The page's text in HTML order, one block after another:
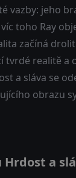
vazby: jeho
víc toho Ray
začíná
tvrdé realitě a
a sláva se
obrazu
a